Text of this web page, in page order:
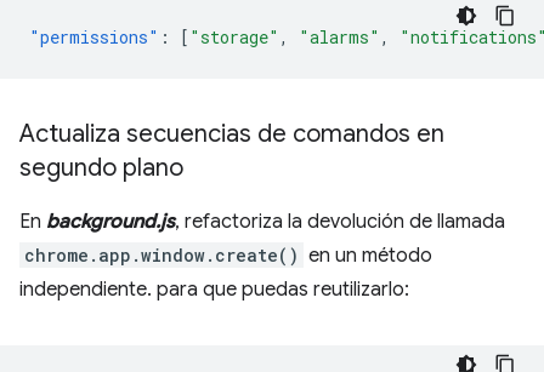
"permissions" : [ "storage" , "alarms" ,
Actualiza secuencias de comandos en
segundo plano
En background.js, refactoriza la devolución de llamada
chrome.app.window.create() en un método
independiente. para que puedas reutilizarlo: